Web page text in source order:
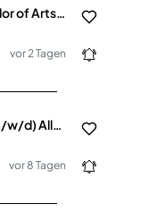
Duales Studium Bachelor of Arts - Public Administration (w/m/d)
vor 2 Tagen
Dualer Studienplatz (m/w/d) Allgemeine Verwaltung (B.A.)
vor 8 Tagen